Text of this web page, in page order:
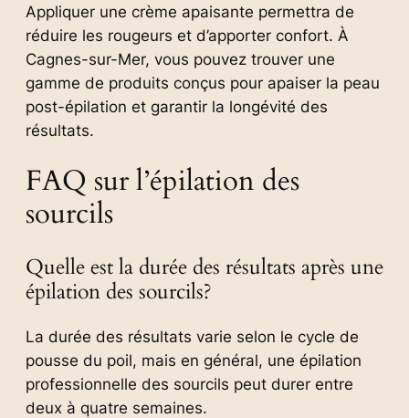
Appliquer une crème apaisante permettra de
réduire les rougeurs et d’apporter confort. À
Cagnes-sur-Mer, vous pouvez trouver une
gamme de produits conçus pour apaiser la peau
post-épilation et garantir la longévité des
résultats.
FAQ sur l’épilation des
sourcils
Quelle est la durée des résultats après une
épilation des sourcils?
La durée des résultats varie selon le cycle de
pousse du poil, mais en général, une épilation
professionnelle des sourcils peut durer entre
deux à quatre semaines.